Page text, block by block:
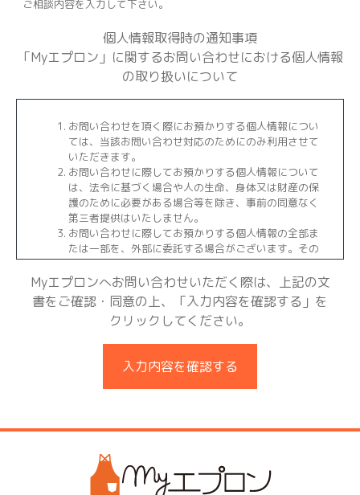
ご相談内容を入力して下さい。
個人情報取得時の通知事項
「Myエプロン」に関するお問い合わせにおける個人情報
の取り扱いについて
お問い合わせを頂く際にお預かりする個人情報につい
ては、当該お問い合わせ対応のためにのみ利用させて
いただきます。
お問い合わせに際してお預かりする個人情報について
は、法令に基づく場合や人の生命、身体又は財産の保
護のために必要がある場合等を除き、事前の同意なく
第三者提供はいたしません。
お問い合わせに際してお預かりする個人情報の全部ま
たは一部を、外部に委託する場合がございます。その
場合はお預かりした個人情報を安全に保護できるよう
委託先を監督致します。
お問い合わせに際してお預かりしたご自身の個人情報
に関する利用目的の通知、開示、訂正等、利用停止等
に関するお問い合わせにつきましては、下記ご相談窓
お問い合わせに際して、個人情報を弊社にご提供頂く
か否かはご自身の判断によりますが、必要な情報をご
ようお願い致します。
【個人情報の取得事業者名称および当社の個人情報保護管理
者】
事業者名称：株式会社トラストスピード
Myエプロンへお問い合わせいただく際は、上記の文
書をご確認・同意の上、「入力内容を確認する」を
クリックしてください。
入力内容を確認する